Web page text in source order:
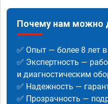
Почему нам можно
✅ Опыт — более 8 лет
✅ Экспертность —
и диагностическим
✅ Надежность —
✅ Прозрачность —